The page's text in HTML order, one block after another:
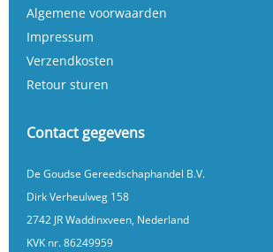
Algemene voorwaarden
Impressum
Verzendkosten
Retour sturen
Contact gegevens
De Goudse Gereedschaphandel B.V.
Dirk Verheulweg 158
2742 JR Waddinxveen, Nederland
KVK nr. 86249959